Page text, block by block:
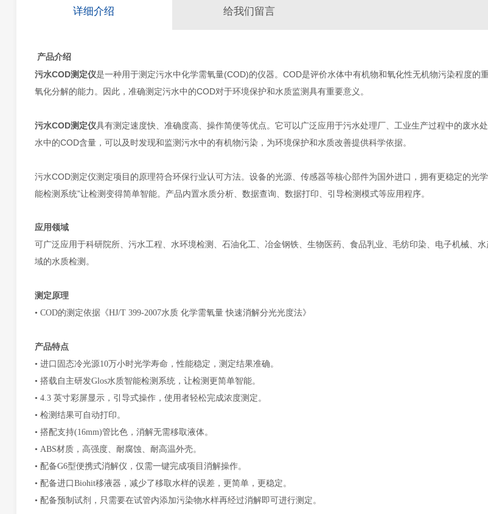
详细介绍 给我们留言
产品介绍
污水COD测定仪是一种用于测定污水中化学需氧量(COD)的仪器。COD是评价水体中有机物和氧化性无机物污染程度的
氧化分解的能力。因此，准确测定污水中的COD对于环境保护和水质监测具有重要意义。
污水COD测定仪具有测定速度快、准确度高、操作简便等优点。它可以广泛应用于污水处理厂、工业生产过程中的废水
水中的COD含量，可以及时发现和监测污水中的有机物污染，为环境保护和水质改善提供科学依据。
污水COD测定仪测定项目的原理符合环保行业认可方法。设备的光源、传感器等核心部件为国外进口，拥有更稳定的光
能检测系统”让检测变得简单智能。产品内置水质分析、数据查询、数据打印、引导检测模式等应用程序。
应用领域
可广泛应用于科研院所、污水工程、水环境检测、石油化工、冶金钢铁、生物医药、食品乳业、毛纺印染、电子机械、
域的水质检测。
测定原理
•COD的测定依据 《HJ/T 399-2007水质 化学需氧量 快速消解分光光度法》
产品特点
•进口固态冷光源10万小时光学寿命，性能稳定，测定结果准确。
•搭载自主研发Glos水质智能检测系统，让检测更简单智能。
•4.3 英寸彩屏显示，引导式操作，使用者轻松完成浓度测定。
•检测结果可自动打印。
•搭配支持(16mm)管比色，消解无需移取液体。
•ABS材质，高强度、耐腐蚀、耐高温外壳。
• 配备G6型便携式消解仪，仅需一键完成项目消解操作。
• 配备进口Biohit移液器，减少了移取水样的误差，更简单，更稳定。
• 配备预制试剂，只需要在试管内添加污染物水样再经过消解即可进行测定。